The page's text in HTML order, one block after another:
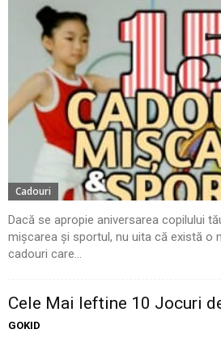
Cadouri
Dacă se apropie aniversarea copilului
mișcarea și sportul, nu uita că există o
cadouri care...
Cele Mai Ieftine 10 Jocuri
GOKID